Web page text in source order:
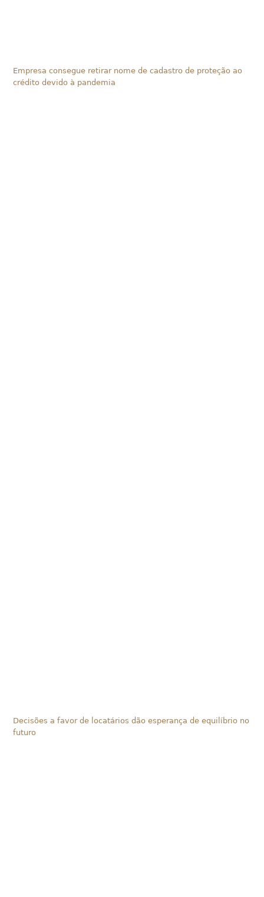
Empresa consegue retirar nome de cadastro de proteção ao
crédito devido à pandemia
Decisões a favor de locatários dão esperança de equilíbrio no
futuro